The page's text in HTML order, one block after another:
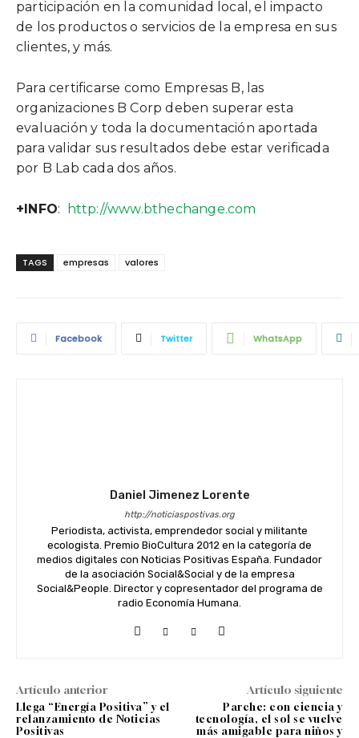
participación en la comunidad local, el impacto
de los productos o servicios de la empresa en sus
clientes, y más.
Para certificarse como Empresas B, las
organizaciones B Corp deben superar esta
evaluación y toda la documentación aportada
para validar sus resultados debe estar verificada
por B Lab cada dos años.
+INFO: http://www.bthechange.com
TAGS empresas valores
Facebook Twitter WhatsApp
Daniel Jimenez Lorente
http://noticiaspostivas.org
Periodista, activista, emprendedor social y militante
ecologista. Premio BioCultura 2012 en la categoría de
medios digitales con Noticias Positivas España. Fundador
de la asociación Social&Social y de la empresa
Social&People. Director y copresentador del programa de
radio Economía Humana.
Artículo anterior
Llega “Energía Positiva” y el
relanzamiento de Noticias
Positivas
Artículo siguiente
Parche: con ciencia y
tecnología, el sol se vuelve
más amigable para niños y